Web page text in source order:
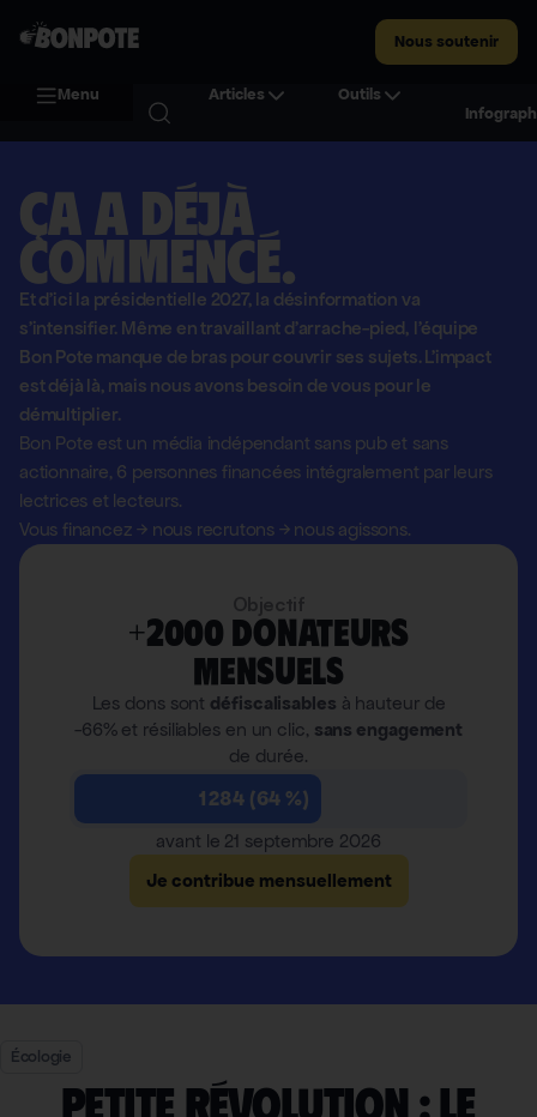
Nous soutenir
Menu Articles
Outils
Ça a déjà
commencé.
Et d'ici la présidentielle 2027, la désinformation va
s'intensifier. Même en travaillant d'arrache-pied, l'équipe
Bon Pote manque de bras pour couvrir ses sujets. L'impact
est déjà là, mais nous avons besoin de vous pour le
démultiplier.
Bon Pote est un média indépendant sans pub et sans
actionnaire, 6 personnes financées intégralement par leurs
lectrices et lecteurs.
Vous financez→ nous recrutons →nous agissons.
+2000 donateurs
mensuels
Les dons sont défiscalisables à hauteur de
-66% et résiliables en un clic, sans engagement
de durée.
1 284 (64 %)
avant le 21 septembre 2026
Je contribue mensuellement
Écologie
Petite révolution : le